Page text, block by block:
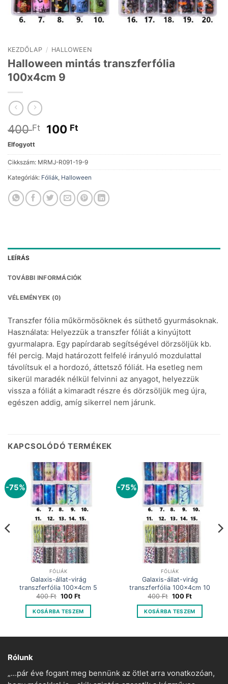
KEZDŐLAP / HALLOWEEN
Halloween mintás transzferfólia
100x4cm 9
400Ft
Original
was:
400 Ft.
100 FtCurrent
is:
100 Ft.
Elfogyott
Cikkszám: MRMJ-R091-19-9
Kategóriák: Fóliák Halloween
LEÍRÁS
TOVÁBBI INFORMÁCIÓK
VÉLEMÉNYEK (0)
Transzfer fólia műkörmösöknek és süthető gyurmásoknak.
Használata: Helyezzük a transzfer fóliát a kinyújtott
gyurmalapra. Egy papírdarab segítségével dörzsöljük kb.
fél percig. Majd határozott felfelé irányuló mozdulattal
távolítsuk el a hordozó, áttetsző fóliát. Ha esetleg nem
sikerül maradék nélkül felvinni az anyagot, helyezzük
vissza a fóliát a kimaradt részre és dörzsöljük meg újra,
egészen addig, amíg sikerrel nem járunk.
KAPCSOLÓDÓ TERMÉKEK
-75%
FÓLIÁK
Galaxis-állat-virág
transzferfólia 100x4cm 5
400Ft Original
was:
400 Ft.
100 FtCurrent
is:
100 Ft.
KOSÁRBA TESZEM
-75%
FÓLIÁK
Galaxis-állat-virág
transzferfólia 100x4cm 10
400Ft Original
was:
400 Ft.
100 FtCurrent
is:
100 Ft.
KOSÁRBA TESZEM
Rólunk
„…pár éve fogant meg bennünk az ötlet arra vonatkozóan,